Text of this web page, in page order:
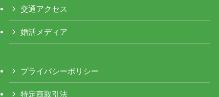
交通アクセス
婚活メディア
プライバシーポリシー
特定商取引法